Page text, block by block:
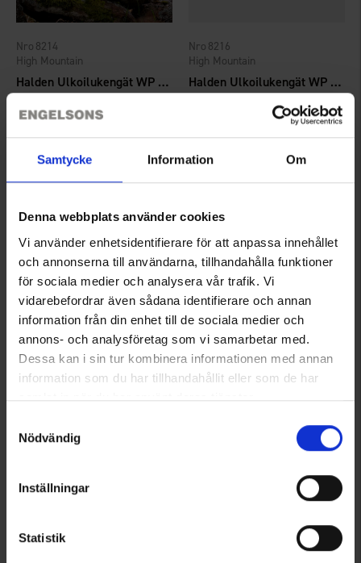
Samtycke Information Om
Denna webbplats använder cookies
Vi använder enhetsidentifierare för att anpassa innehållet
och annonserna till användarna, tillhandahålla funktioner
för sociala medier och analysera vår trafik. Vi
vidarebefordrar även sådana identifierare och annan
information från din enhet till de sociala medier och
annons- och analysföretag som vi samarbetar med.
Dessa kan i sin tur kombinera informationen med annan
information som du har tillhandahållit eller som de har
samlat in när du har använt deras tjänster.
Nödvändig
Inställningar
Statistik
Halden Ulkoilukengät WP Mullansävy
High Mountain
8214
59 €
Halden Ulkoilukengät WP Musta
High Mountain
8216
4.0 5:sta tähdestä
Meindl Lite Trail GTX naisten
Meindl
Arvio:
Skechers
3.3 5:sta tähdestä